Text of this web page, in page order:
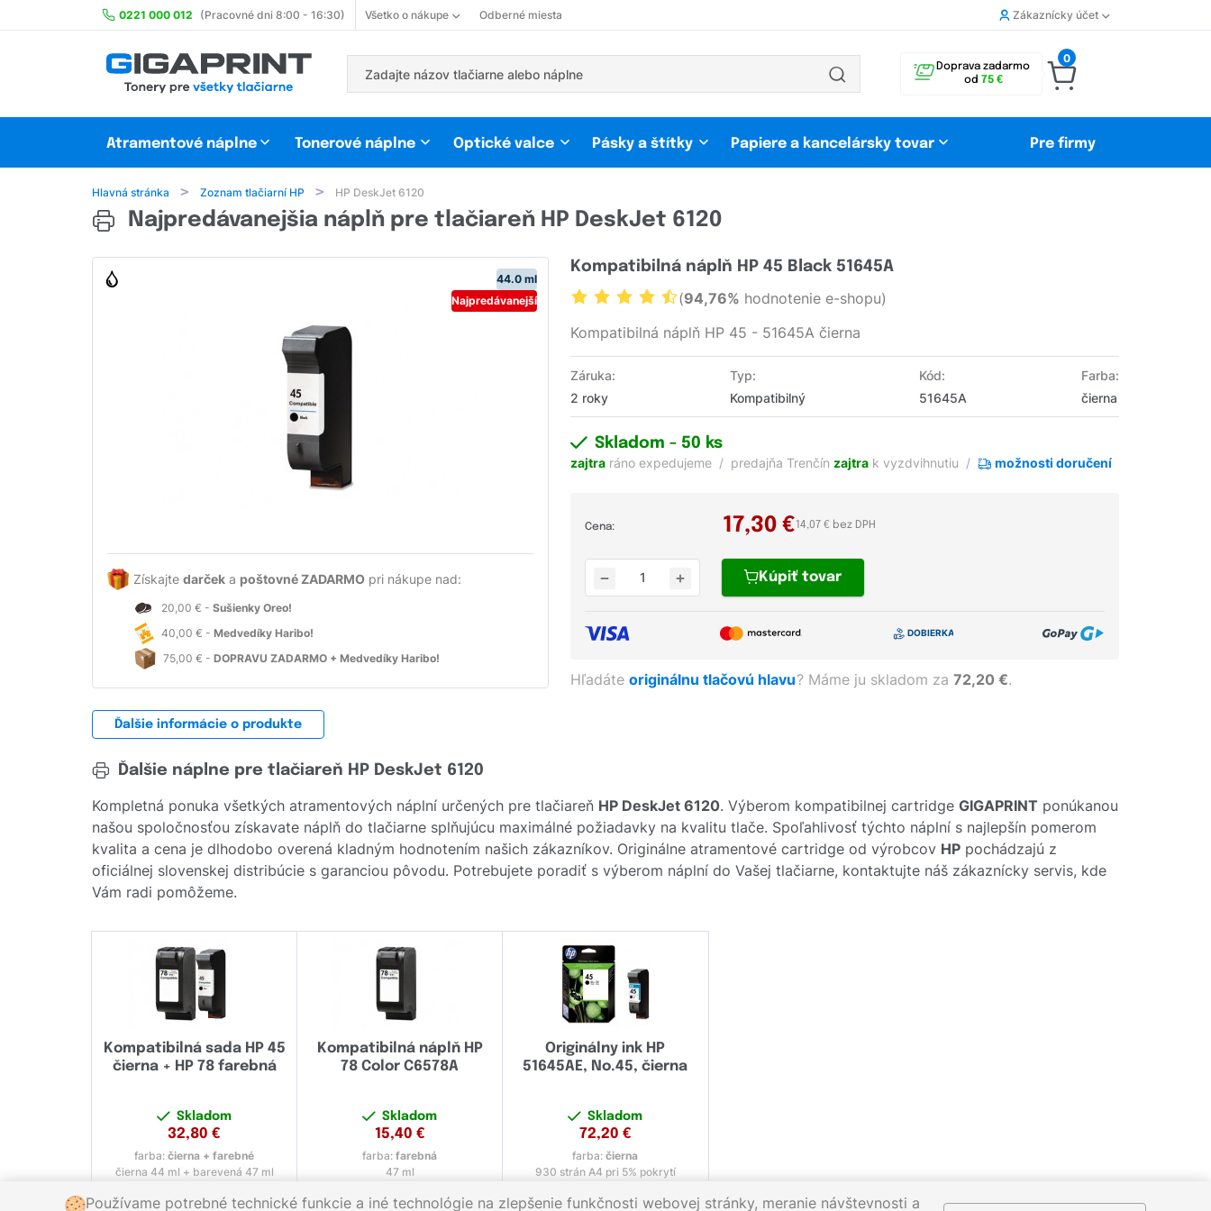
0221 000 012 (Pracovné dni 8:00 - 16:30) Všetko o nákupe Odberné miesta Zákaznícky účet
Doprava zadarmo
od 75 €
0
Atramentové náplne Tonerové náplne Optické valce Pásky a štítky Papiere a kancelársky tovar Pre firmy
Hlavná stránka Zoznam tlačiarní HP HP DeskJet 6120
Najpredávanejšia náplň pre tlačiareň HP DeskJet 6120
44.0 ml
Najpredávanejší
Získajte darček a poštovné ZADARMO pri nákupe nad:
20,00 € - Sušienky Oreo!
40,00 € - Medvedíky Haribo!
75,00 € - DOPRAVU ZADARMO + Medvedíky Haribo!
Kompatibilná náplň HP 45 Black 51645A
(94,76% hodnotenie e-shopu)
Kompatibilná náplň HP 45 - 51645A čierna
Záruka:
2 roky
Typ:
Kompatibilný
Kód:
51645A
Farba:
čierna
Skladom- 50 ks
zajtra ráno expedujeme predajňa Trenčín zajtra k vyzdvihnutiu možnosti doručení
Cena: 17,30 € 14,07 € bez DPH
Kúpiťtovar
Hľadáteoriginálnu tlačovú hlavu? Máme ju skladom za72,20 €.
Ďalšie informácie o produkte
Ďalšie náplne pre tlačiareň HP DeskJet 6120
Kompletná ponuka všetkých atramentových náplní určených pre tlačiareň HP DeskJet 6120. Výberom kompatibilnej cartridge GIGAPRINT ponúkanou
našou spoločnosťou získavate náplň do tlačiarne splňujúcu maximálné požiadavky na kvalitu tlače. Spoľahlivosť týchto náplní s najlepšín pomerom
kvalita a cena je dlhodobo overená kladným hodnotením našich zákazníkov. Originálne atramentové cartridge od výrobcov HP pochádzajú z
oficiálnej slovenskej distribúcie s garanciou pôvodu. Potrebujete poradiť s výberom náplní do Vašej tlačiarne, kontaktujte náš zákaznícky servis, kde
Vám radi pomôžeme.
Kompatibilná sada HP 45
čierna + HP 78 farebná
Skladom
32,80 €
farba:čierna + farebné
čierna 44 ml + barevená 47 ml
Kompatibilná náplň HP
78 Color C6578A
Skladom
15,40 €
farba:farebná
47 ml
Originálny ink HP
51645AE, No.45, čierna
Skladom
72,20 €
farba:čierna
930 strán A4 pri 5% pokrytí
Používame potrebné technické funkcie a iné technológie na zlepšenie funkčnosti webovej stránky, meranie návštevnosti a